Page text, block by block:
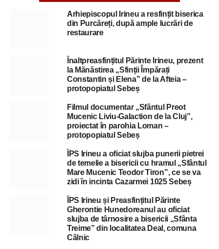
Arhiepiscopul Irineu a resfințit biserica
din Purcăreți, după ample lucrări de
restaurare
Înaltpreasfințitul Părinte Irineu, prezent
la Mănăstirea „Sfinții Împărați
Constantin și Elena” de la Afteia –
protopopiatul Sebeș
Filmul documentar „Sfântul Preot
Mucenic Liviu-Galaction de la Cluj”,
proiectat în parohia Loman –
protopopiatul Sebeș
ÎPS Irineu a oficiat slujba punerii pietrei
de temelie a bisericii cu hramul „Sfântul
Mare Mucenic Teodor Tiron”, ce se va
zidi în incinta Cazarmei 1025 Sebeș
ÎPS Irineu și Preasfințitul Părinte
Gherontie Hunedoreanul au oficiat
slujba de târnosire a bisericii „Sfânta
Treime” din localitatea Deal, comuna
Câlnic